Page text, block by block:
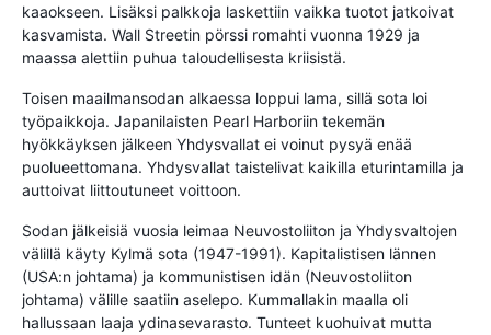
kaaokseen. Lisäksi palkkoja laskettiin vaikka tuotot jatkoivat
kasvamista. Wall Streetin pörssi romahti vuonna 1929 ja
maassa alettiin puhua taloudellisesta kriisistä.
Toisen maailmansodan alkaessa loppui lama, sillä sota loi
työpaikkoja. Japanilaisten Pearl Harboriin tekemän
hyökkäyksen jälkeen Yhdysvallat ei voinut pysyä enää
puolueettomana. Yhdysvallat taistelivat kaikilla eturintamilla ja
auttoivat liittoutuneet voittoon.
Sodan jälkeisiä vuosia leimaa Neuvostoliiton ja Yhdysvaltojen
välillä käyty Kylmä sota (1947-1991). Kapitalistisen lännen
(USA:n johtama) ja kommunistisen idän (Neuvostoliiton
johtama) välille saatiin aselepo. Kummallakin maalla oli
hallussaan laaja ydinasevarasto. Tunteet kuohuivat mutta